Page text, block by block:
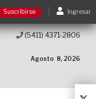
Suscribirse
Suscribirse Ingresar
Agosto 8, 2026
(5411) 4371-2806